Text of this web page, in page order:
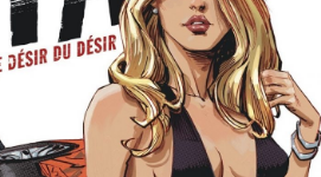
« Le Béton et le Bambou / Propositions pour Mayotte et le Monde. » - Améliorations !
PsyRiver 2026 : la magie revient sur les rives de l’Aar